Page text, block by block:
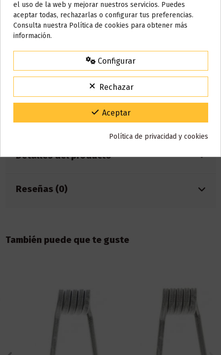
Descripción
Construcción artesanal
5 vueltas en molde de 2.5 mm
Fabricada en full N80
Detalles del producto
Reseñas (0)
También puede que te guste
AVISO IMPORTANTE
Nos tomamos unos días
15% de descuento
Código:VACACIONES15
Gracias por tu paciencia y por seguir confiando en nosotros.
el uso de la web y mejorar nuestros servicios. Puedes
aceptar todas, rechazarlas o configurar tus preferencias.
Consulta nuestra Política de cookies para obtener más
información.
Configurar
Rechazar
Aceptar
Política de privacidad y cookies